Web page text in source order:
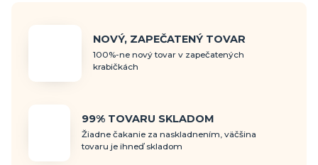
NOVÝ, ZAPEČATENÝ TOVAR
100%-ne nový tovar v zapečatených
krabičkách
99% TOVARU SKLADOM
Žiadne čakanie za naskladnením, väčšina
tovaru je ihneď skladom